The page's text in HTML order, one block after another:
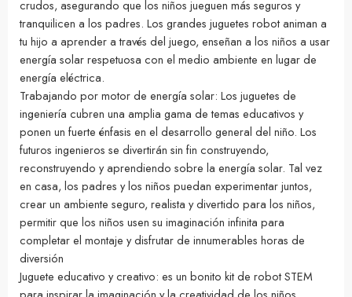
crudos, asegurando que los niños jueguen más seguros y
tranquilicen a los padres. Los grandes juguetes robot animan a
tu hijo a aprender a través del juego, enseñan a los niños a usar
energía solar respetuosa con el medio ambiente en lugar de
energía eléctrica.
Trabajando por motor de energía solar: Los juguetes de
ingeniería cubren una amplia gama de temas educativos y
ponen un fuerte énfasis en el desarrollo general del niño. Los
futuros ingenieros se divertirán sin fin construyendo,
reconstruyendo y aprendiendo sobre la energía solar. Tal vez
en casa, los padres y los niños puedan experimentar juntos,
crear un ambiente seguro, realista y divertido para los niños,
permitir que los niños usen su imaginación infinita para
completar el montaje y disfrutar de innumerables horas de
diversión
Juguete educativo y creativo: es un bonito kit de robot STEM